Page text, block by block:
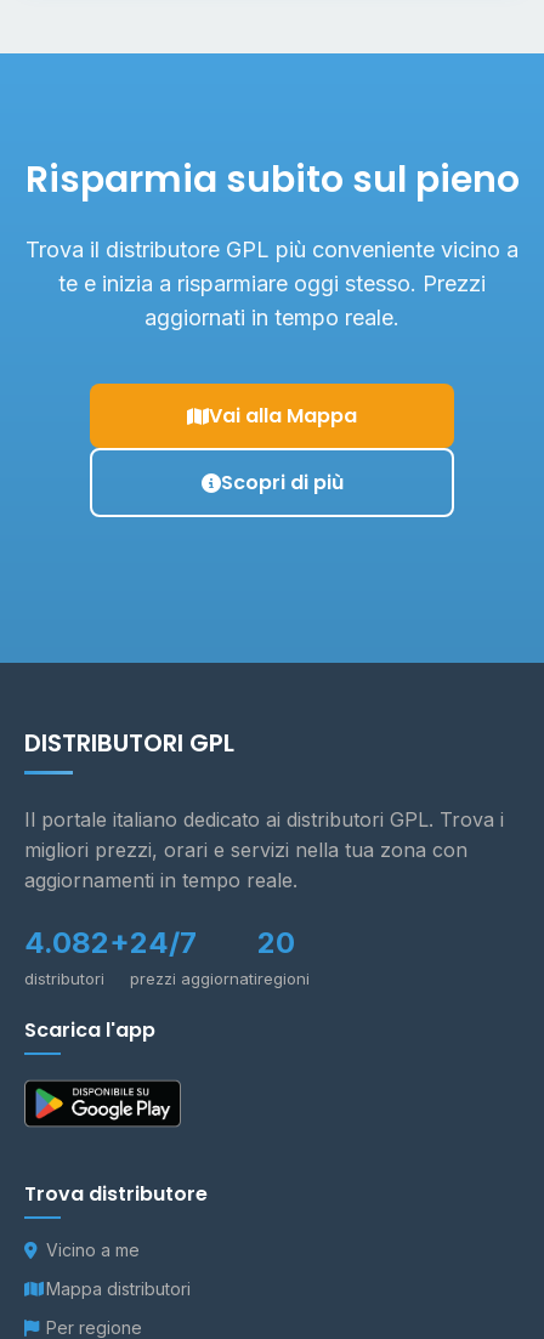
Risparmia subito sul pieno
Trova il distributore GPL più conveniente vicino a
te e inizia a risparmiare oggi stesso. Prezzi
aggiornati in tempo reale.
Vai alla Mappa
Scopri di più
DISTRIBUTORI GPL
Il portale italiano dedicato ai distributori GPL. Trova i
migliori prezzi, orari e servizi nella tua zona con
aggiornamenti in tempo reale.
4.082+
distributori
24/7
prezzi aggiornati
20
regioni
Scarica l'app
Trova distributore
Vicino a me
Mappa distributori
Per regione